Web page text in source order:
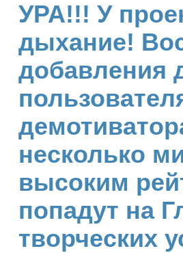
УРА!!! У
дыхание!
добавления
несколько
высоким
попадут на
творческих